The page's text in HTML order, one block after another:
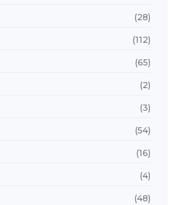
(28)
(112)
(65)
(2)
(3)
(54)
(16)
(4)
(48)